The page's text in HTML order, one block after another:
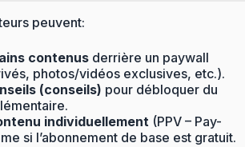
peuvent:
contenus derrière un paywall
photos/vidéos exclusives, etc.).
(conseils) pour débloquer du
individuellement (PPV – Pay-
si l’abonnement de base est gratuit.